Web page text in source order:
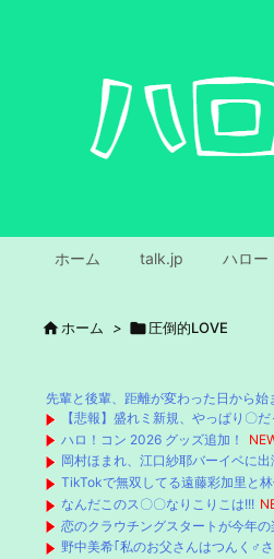
ホーム talk.jp ハロー
 ホーム > 圧倒的LOVE
先輩と後輩、距離が変わった日から始
【悲報】盛れミ新規、やっぱり〇
ハロ！コン 2026 グッズ追加！
岡村ほまれ、江口紗耶バーイベに
TikTokで無双してる遠藤彩加里と
なんだこのス〇〇なりこりこは!!!
恋のクラウチングスタートが今年
野中美希｢私のお父さんはつんく♂